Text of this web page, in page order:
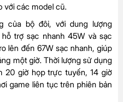
với các model cũ.
của bộ đôi, với dung lượng
trợ sạc nhanh 45W và sạc
lên đến 67W sạc nhanh, giúp
một giờ. Thời lượng sử dụng
20 giờ họp trực tuyến, 14 giờ
game liên tục trên phiên bản